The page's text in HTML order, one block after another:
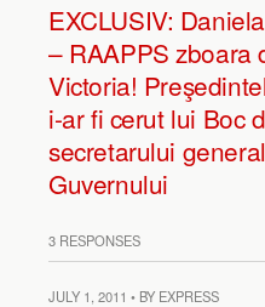
EXCLUSIV:
– RAAPPS zboara
Victoria!
i-ar fi cerut lui Boc
secretarului
Guvernului
3 RESPONSES
JULY 1, 2011 • BY EXPRESS